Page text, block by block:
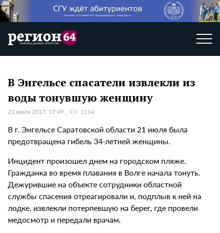
В Энгельсе спасатели извлекли из
воды тонувшую женщину
21 июля 2017, 17:49 1114
В г. Энгельсе Саратовской области 21 июля была
предотвращена гибель 34-летней женщины.
Инцидент произошел днем на городском пляже.
Гражданка во время плавания в Волге начала тонуть.
Дежурившие на объекте сотрудники областной
службы спасения отреагировали и, подплыв к ней на
лодке, извлекли потерпевшую на берег, где провели
медосмотр и передали врачам.